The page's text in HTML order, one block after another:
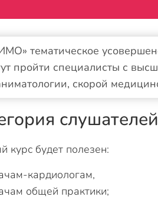
тематическое
пройти специалисты с
скорой
слушателей
курс будет полезен:
кардиологам,
общей практики;